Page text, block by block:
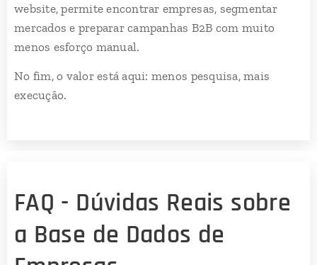
website, permite encontrar empresas, segmentar
mercados e preparar campanhas B2B com muito
menos esforço manual.
No fim, o valor está aqui: menos pesquisa, mais
execução.
FAQ - Dúvidas Reais sobre
a Base de Dados de